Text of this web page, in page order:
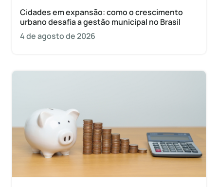
Cidades em expansão: como o crescimento
urbano desafia a gestão municipal no Brasil
4 de agosto de 2026